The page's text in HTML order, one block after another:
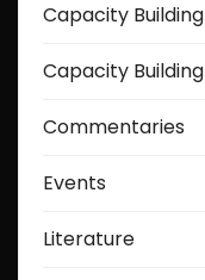
Capacity
Capacity
Commentaries
Events
Literature